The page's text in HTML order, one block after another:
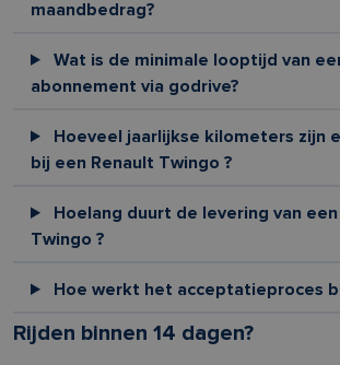
maandbedrag?
Wat is de minimale looptijd van
abonnement via godrive?
Hoeveel jaarlijkse kilometers zijn
bij een Renault Twingo ?
Hoelang duurt de levering van
Twingo ?
Hoe werkt het acceptatieproces
Rijden binnen 14 dagen?